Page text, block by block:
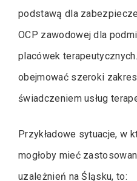
podstawą dla
OCP zawodowej dla
placówek
obejmować szeroki
świadczeniem usług
Przykładowe sytuacje, w
mogłoby mieć
uzależnień na Śląsku, to: